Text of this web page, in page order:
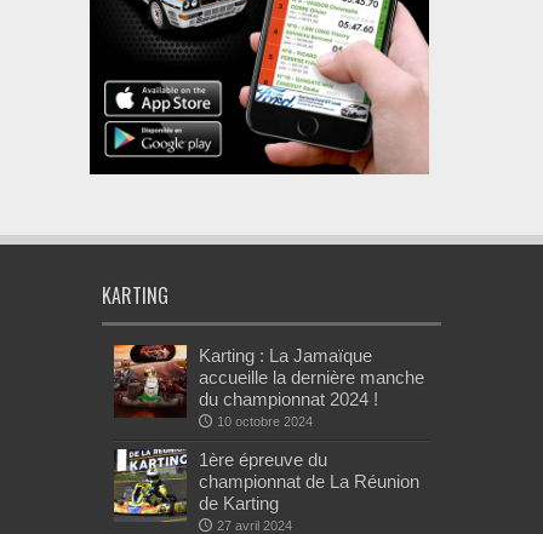
KARTING
Karting : La Jamaïque
accueille la dernière manche
du championnat 2024 !
10 octobre 2024
1ère épreuve du
championnat de La Réunion
de Karting
27 avril 2024